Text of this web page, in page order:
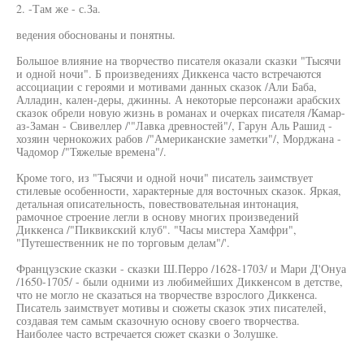
2. -Там же - с.За.
ведения обоснованы и понятны.
Большое влияние на творчество писателя оказали сказки "Тысячи
и одной ночи". Б произведениях Диккенса часто встречаются
ассоциации с героями и мотивами данных сказок /Али Баба,
Алладин, кален-деры, джинны. А некоторые персонажи арабских
сказок обрели новую жизнь в романах и очерках писателя /Камар-
аз-Заман - Свивеллер /'"Лавка древностей"/, Гарун Аль Рашид -
хозяин чернокожих рабов /"Американские заметки"/, Морджана -
Чадомор /"Тяжелые времена"/.
Кроме того, из "Тысячи и одной ночи" писатель заимствует
стилевые особенности, характерные для восточных сказок. Яркая,
детальная описательность, повествовательная интонация,
рамочное строение легли в основу многих произведений
Диккенса /"Пиквикский клуб". "Часы мистера Хамфри",
"Путешественник не по торговым делам"/'.
Французские сказки - сказки Ш.Перро /1628-1703/ и Мари Д'Онуа
/1650-1705/ - были одними из любимейших Диккенсом в детстве,
что не могло не сказаться на творчестве взрослого Диккенса.
Писатель заимствует мотивы и сюжеты сказок этих писателей,
создавая тем самым сказочную основу своего творчества.
Наиболее часто встречается сюжет сказки о Золушке.